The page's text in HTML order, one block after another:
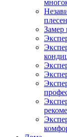
Замер